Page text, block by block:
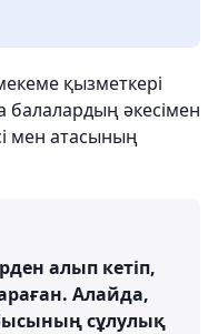
қызметкері
әкесімен
мен атасының
алып кетіп,
Алайда,
сұлулық